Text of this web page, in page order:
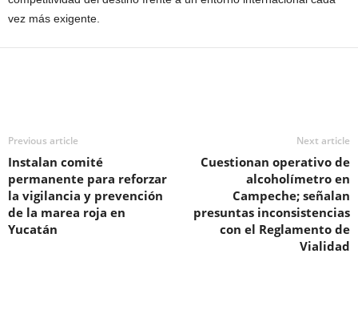
vez más exigente.
Previous article
Instalan comité
permanente para reforzar
la vigilancia y prevención
de la marea roja en
Yucatán
Next article
Cuestionan operativo de
alcoholímetro en
Campeche; señalan
presuntas inconsistencias
con el Reglamento de
Vialidad